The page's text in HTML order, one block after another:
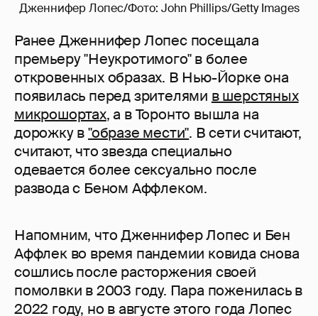
Дженнифер Лопес/Фото: John Phillips/Getty Images
Ранее Дженнифер Лопес посещала
премьеру "Неукротимого" в более
откровенных образах. В Нью-Йорке она
появилась перед зрителями в шерстяных
микрошортах, а в Торонто вышла на
дорожку в"образе мести". В сети считают,
считают, что звезда специально
одевается более сексуально после
развода с Беном Аффлеком.
Напомним, что Дженнифер Лопес и Бен
Аффлек во время пандемии ковида снова
сошлись после расторжения своей
помолвки в 2003 году. Пара поженилась в
2022 году, но в августе этого года Лопес